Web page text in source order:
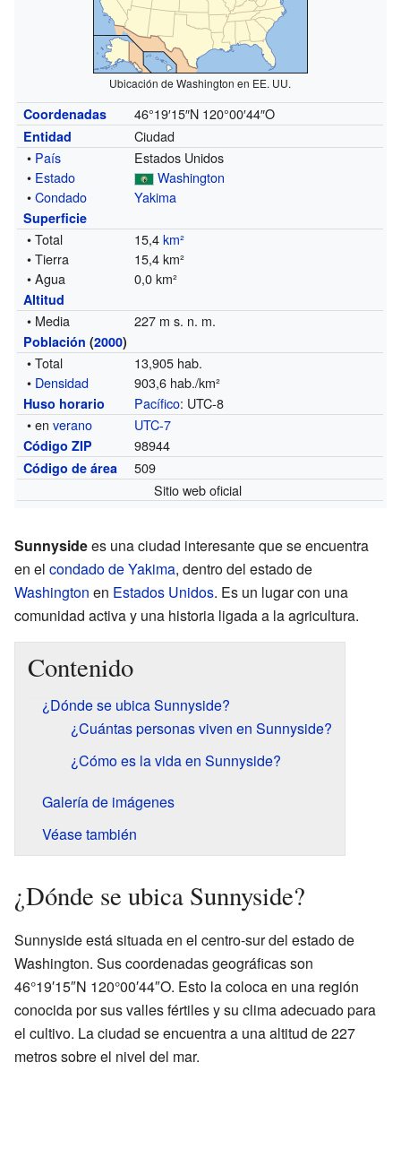
Ubicación de Washington en EE. UU.
Coordenadas 46°19′15″N 120°00′44″O
Entidad
Ciudad
• País
Estados Unidos
• Estado
Washington
•Condado Yakima
Superficie
• Total 15,4km²
• Tierra
15,4 km²
• Agua
0,0 km²
Altitud
• Media 227 m s. n. m.
Población (2000)
• Total
13,905 hab.
• Densidad 903,6 hab./km²
Huso horario Pacífico: UTC-8
• enverano UTC-7
Código ZIP 98944
Código de área
509
Sitio web oficial
Sunnysidees una ciudad interesante que se encuentra
en el condado de Yakima, dentro del estado de
Washington en Estados Unidos. Es un lugar con una
comunidad activa y una historia ligada a la agricultura.
Contenido
¿Dónde se ubica Sunnyside?
¿Cuántas personas viven en Sunnyside?
¿Cómo es la vida en Sunnyside?
Galería de imágenes
Véase también
¿Dónde se ubica Sunnyside?
Sunnyside está situada en el centro-sur del estado de
Washington. Sus coordenadas geográficas son
46°19′15″N 120°00′44″O. Esto la coloca en una región
conocida por sus valles fértiles y su clima adecuado para
el cultivo. La ciudad se encuentra a una altitud de 227
metros sobre el nivel del mar.